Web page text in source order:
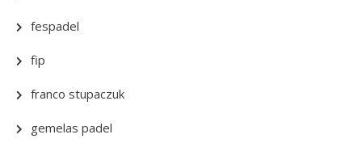
fespadel
fip
franco stupaczuk
gemelas padel